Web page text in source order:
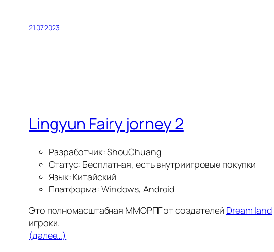
21.07.2023
Lingyun Fairy jorney 2
Разработчик: ShouChuang
Статус: Бесплатная, есть внутриигровые покупки
Язык: Китайский
Платформа: Windows, Android
Это полномасштабная ММОРПГ от создателей Dream land
игроки.
(далее…)